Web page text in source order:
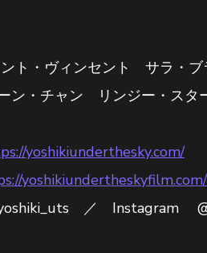
ト・ヴィンセント サラ・
ン・チャン リンジー・ス
yoshikiunderthesky.com/
yoshikiundertheskyfilm.com/
／ Instagram